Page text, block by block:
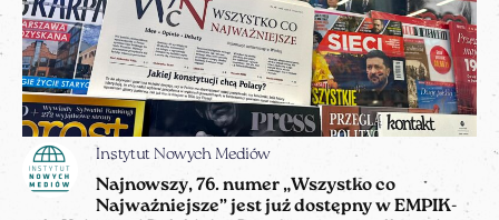
Instytut Nowych Mediów
Najnowszy, 76. numer „Wszystko co
Najważniejsze” jest już dostępny w EMPIK-